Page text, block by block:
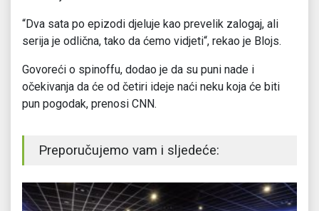
“Dva sata po epizodi djeluje kao prevelik zalogaj, ali
serija je odlična, tako da ćemo vidjeti“, rekao je Blojs.
Govoreći o spinoffu, dodao je da su puni nade i
očekivanja da će od četiri ideje naći neku koja će biti
pun pogodak, prenosi CNN.
Preporučujemo vam i sljedeće: